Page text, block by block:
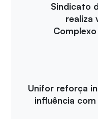
Sindicato
realiza
Unifor reforça
influência